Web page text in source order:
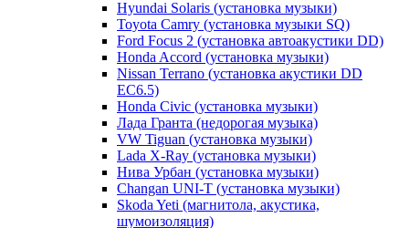
Hyundai Solaris (установка музыки)
Toyota Camry (установка музыки SQ)
Ford Focus 2 (установка автоакустики DD)
Honda Accord (установка музыки)
Nissan Terrano (установка акустики DD
EC6.5)
Honda Civic (установка музыки)
Лада Гранта (недорогая музыка)
VW Tiguan (установка музыки)
Lada X-Ray (установка музыки)
Нива Урбан (установка музыки)
Changan UNI-T (установка музыки)
Skoda Yeti (магнитола, акустика,
шумоизоляция)